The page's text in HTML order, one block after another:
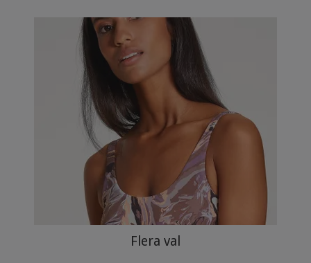
Flera val